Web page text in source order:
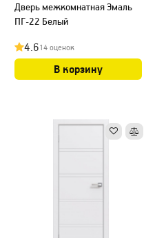
Дверь межкомнатная Эмаль
ПГ-22 Белый
4.614 оценок
В корзину